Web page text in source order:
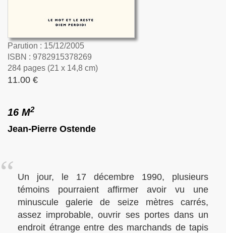
Parution : 15/12/2005
ISBN : 9782915378269
284 pages (21 x 14,8 cm)
11.00 €
16 M2
Jean-Pierre Ostende
Un jour, le 17 décembre 1990, plusieurs
témoins pourraient affirmer avoir vu une
minuscule galerie de seize mètres carrés,
assez improbable, ouvrir ses portes dans un
endroit étrange entre des marchands de tapis